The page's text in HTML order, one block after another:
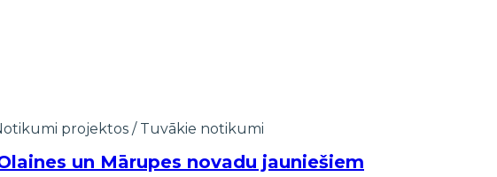
projektos / Tuvākie notikumi
un Mārupes novadu jauniešiem